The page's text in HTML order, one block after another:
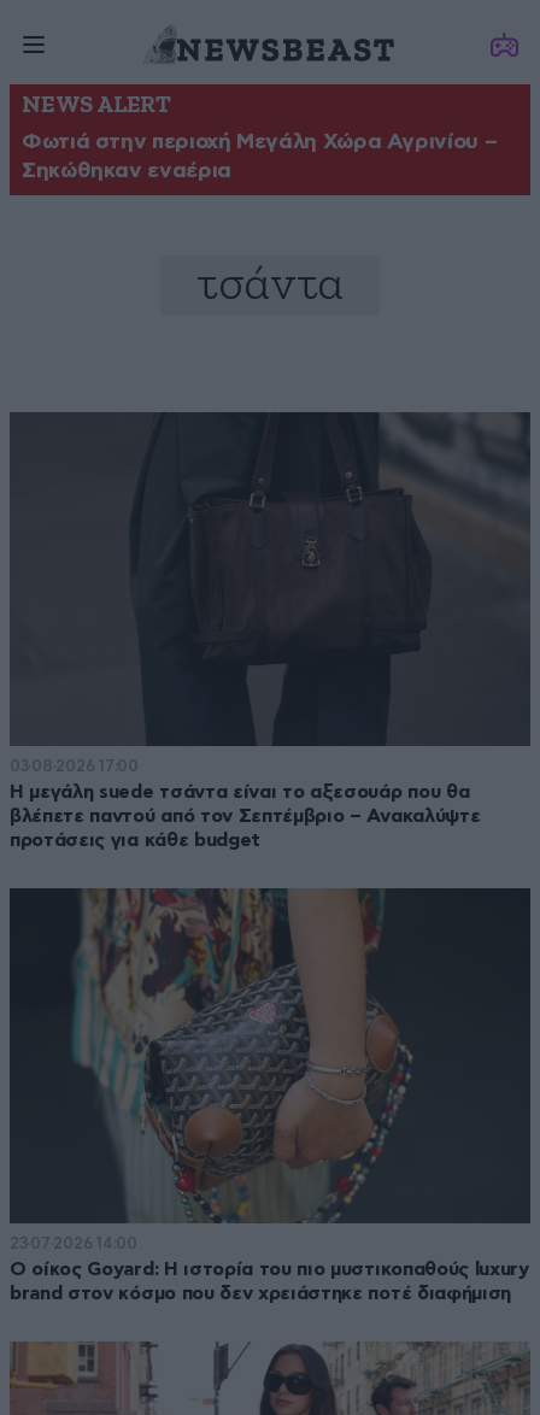
NEWS ALERT
Φωτιά στην περιοχή Μεγάλη Χώρα Αγρινίου –
Σηκώθηκαν εναέρια
τσάντα
03·08·2026 17:00
Η μεγάλη suede τσάντα είναι το αξεσουάρ που θα
βλέπετε παντού από τον Σεπτέμβριο – Ανακαλύψτε
προτάσεις για κάθε budget
23·07·2026 14:00
Ο οίκος Goyard: Η ιστορία του πιο μυστικοπαθούς luxury
brand στον κόσμο που δεν χρειάστηκε ποτέ διαφήμιση